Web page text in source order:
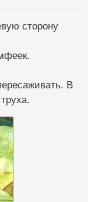
сторону
В